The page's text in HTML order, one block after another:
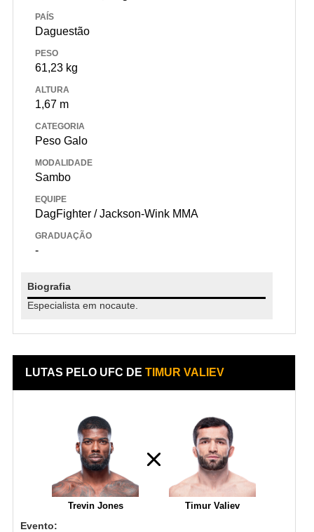
PAÍS
Daguestão
PESO
61,23 kg
ALTURA
1,67 m
CATEGORIA
Peso Galo
MODALIDADE
Sambo
EQUIPE
DagFighter / Jackson-Wink MMA
GRADUAÇÃO
-
Biografia
Especialista em nocaute.
LUTAS PELO UFC DETIMUR VALIEV
Trevin Jones Timur Valiev
Evento: